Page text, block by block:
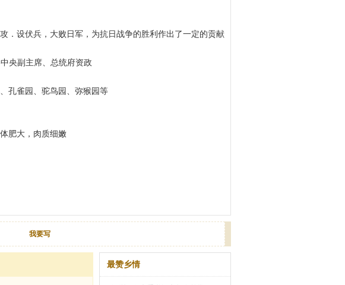
设伏兵，大败日军，为抗日战争的胜利作出了一定的贡献
央副主席、总统府资政
孔雀园、驼鸟园、弥猴园等
肥大，肉质细嫩
我要写
最赞乡情